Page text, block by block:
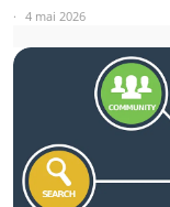
4 mai 2026